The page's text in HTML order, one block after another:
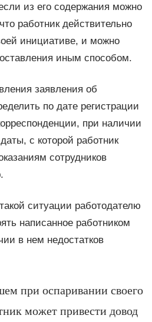
из его содержания можно
работник действительно
инициативе, и можно
иным способом.
заявления об
по дате регистрации
при наличии
с которой работник
сотрудников
ситуации работодателю
написанное работником
в нем недостатков
при оспаривании своего
может привести довод